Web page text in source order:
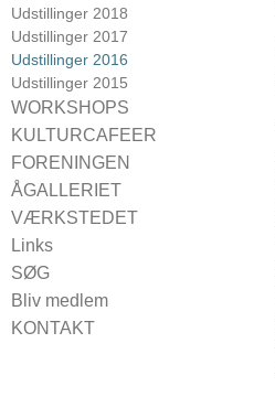
Udstillinger 2018
Udstillinger 2017
Udstillinger 2016
Udstillinger 2015
WORKSHOPS
CROQUIS
KULTURCAFEER
Kulturcaféer 2024
Kulturcaféer 2021
Kulturcaféer 2019
Kulturcaféer 2018
Kulturcaféer 2017
Kulturcaféer 2016
FORENINGEN
Bestyrelsen 2024
Vedtægter
Vagterne
ÅGALLERIET
For udstillere
VÆRKSTEDET
Booking
Links
SØG
Bliv medlem
KONTAKT